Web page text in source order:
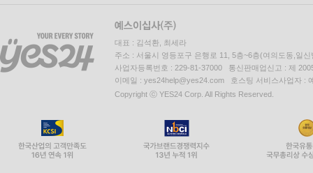
대표 : 김석환, 최세라
주소 : 서울시 영등포구 은행로 11, 5층~6층(여의도동,일신
사업자등록번호 : 229-81-37000 통신판매업신고 : 제
이메일 : yes24help@yes24.com 호스팅 서비스사업자 :
Copyright ⓒ YES24 Corp. All Rights Reserved.